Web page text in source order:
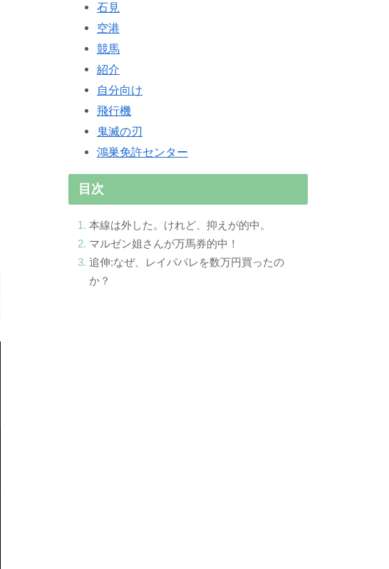
石見
空港
競馬
紹介
自分向け
飛行機
鬼滅の刃
鴻巣免許センター
目次
本線は外した。けれど、抑えが的中。
マルゼン姐さんが万馬券的中！
追伸:なぜ、レイパパレを数万円買ったの
か？